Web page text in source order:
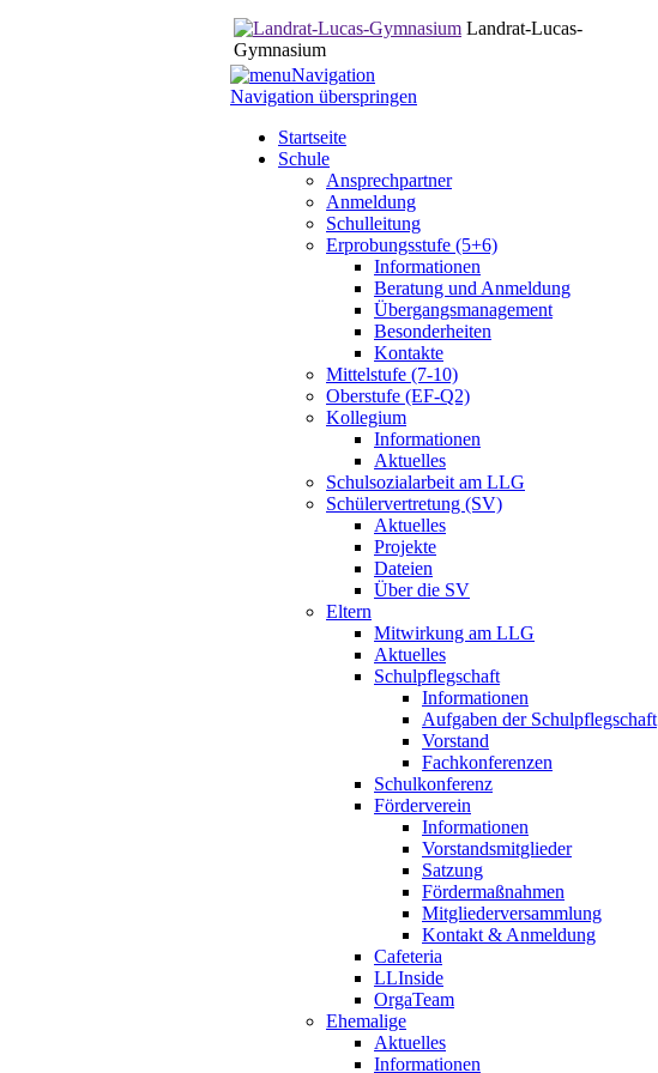
Landrat-Lucas-
Gymnasium
Navigation
Navigation überspringen
Startseite
Schule
Ansprechpartner
Anmeldung
Schulleitung
Erprobungsstufe (5+6)
Informationen
Beratung und Anmeldung
Übergangsmanagement
Besonderheiten
Kontakte
Mittelstufe (7-10)
Oberstufe (EF-Q2)
Kollegium
Informationen
Aktuelles
Schulsozialarbeit am LLG
Schülervertretung (SV)
Aktuelles
Projekte
Dateien
Über die SV
Eltern
Mitwirkung am LLG
Aktuelles
Schulpflegschaft
Informationen
Aufgaben der Schulpflegschaft
Vorstand
Fachkonferenzen
Schulkonferenz
Förderverein
Informationen
Vorstandsmitglieder
Satzung
Fördermaßnahmen
Mitgliederversammlung
Kontakt & Anmeldung
Cafeteria
LLInside
OrgaTeam
Ehemalige
Aktuelles
Informationen